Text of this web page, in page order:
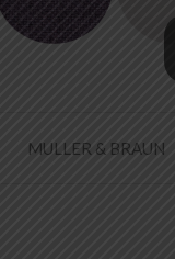
MULLER & BRAUN